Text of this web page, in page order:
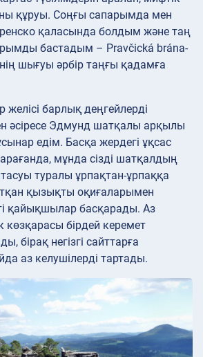
құруы. Соңғы сапарымда мен
қаласында болдым және таң
бастадым – Pravčická brána-
шығуы әрбір таңғы қадамға
барлық деңгейлерді
әсіресе Эдмунд шатқалы арқылы
едім. Басқа жердегі ұқсас
мұнда сізді шатқалдың
туралы ұрпақтан-ұрпаққа
қызықты оқиғаларымен
қайықшылар басқарады. Аз
бірдей керемет
бірақ негізгі сайттарға
аз келушілерді тартады.